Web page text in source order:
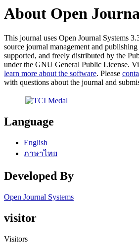
About Open
This journal uses Open Journal Systems
source journal management and
supported, and freely distributed by the
under the GNU General Public License.
learn more about the software. Please
with questions about the journal and
Language
English
ภาษาไทย
Developed By
Open Journal Systems
visitor
Visitors